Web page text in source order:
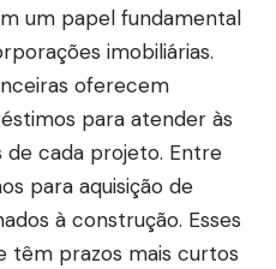
um papel fundamental
imobiliárias.
oferecem
para atender às
de cada projeto. Entre
para aquisição de
à construção. Esses
têm prazos mais curtos